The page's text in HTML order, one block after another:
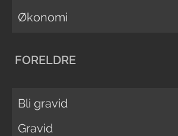
Økonomi
FORELDRE
Bli gravid
Gravid